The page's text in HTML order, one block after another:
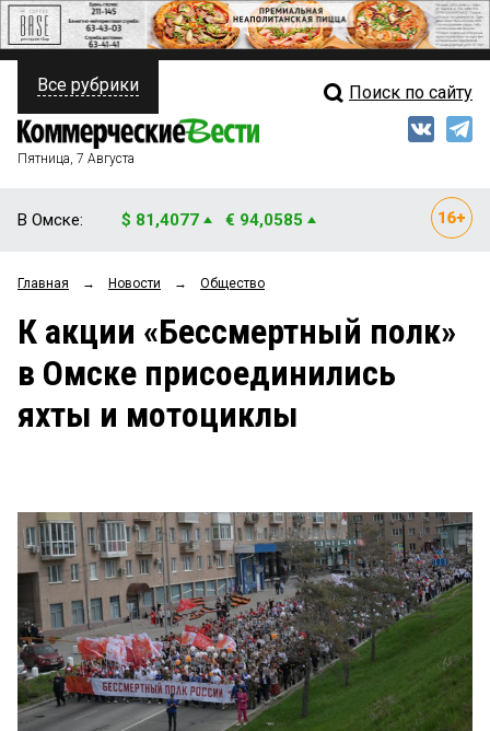
ПОЛИТИКА
ФИНАНСЫ
ОБЩЕСТВО
ЗАКОН
НОВОСТИ КОМПАНИЙ
Свежий выпуск
Рейтинги
Блоги
Архив
Все рубрики Поиск по сайту
Пятница, 7 Августа
В Омске: $ 81,4077 € 94,0585
Главная → Новости → Общество
К акции «Бессмертный полк»
в Омске присоединились
яхты и мотоциклы